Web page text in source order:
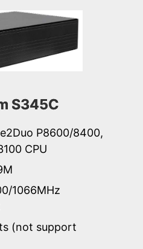
S345C
P8600/8400,
CPU
1066MHz
(not support